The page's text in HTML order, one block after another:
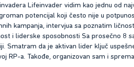
Lifeinvader vidim kao jednu od
potencijal koji često nije u
kampanja, intervjua sa poznatim
i liderske sposobnosti Sa prosečno 8
Smatram da je aktivan lider ključ
RP-a. Takođe, organizovan sam i